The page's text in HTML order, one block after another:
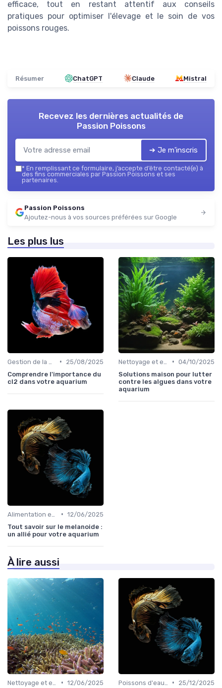
efficace, tout en restant attentif aux conseils
pratiques pour optimiser l'élevage et le soin de vos
poissons rouges.
Résumer ChatGPT Claude Mistral
Recevez les dernières actualités de
Passion Poissons
➔ Je m'inscris
* En remplissant ce formulaire, j’accepte d’être contacté(e) à
des fins commerciales par Passion Poissons et ses
partenaires.
Passion Poissons
Ajoutez-nous à vos sources préférées sur Google
Les plus lus
•
25/08/2025
Comprendre l'importance du
cl2 dans votre aquarium
• 04/10/2025
Solutions maison pour lutter
contre les algues dans votre
aquarium
• 12/06/2025
Tout savoir sur le melanoide :
un allié pour votre aquarium
À lire aussi
• 12/06/2025
•
25/12/2025